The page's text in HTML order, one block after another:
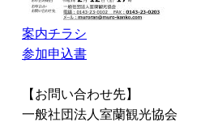
案内チラシ
参加申込書
【お問い合わせ先】
一般社団法人室蘭観光協会